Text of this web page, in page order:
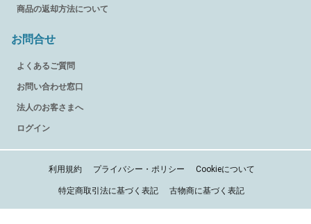
商品の返却方法について
お問合せ
よくあるご質問
お問い合わせ窓口
法人のお客さまへ
ログイン
利用規約 プライバシー・ポリシー Cookieについて
特定商取引法に基づく表記 古物商に基づく表記